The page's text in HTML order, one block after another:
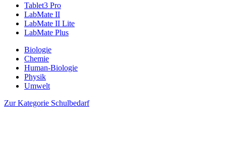
Tablet3 Pro
LabMate II
LabMate II Lite
LabMate Plus
Biologie
Chemie
Human-Biologie
Physik
Umwelt
Zur Kategorie Schulbedarf